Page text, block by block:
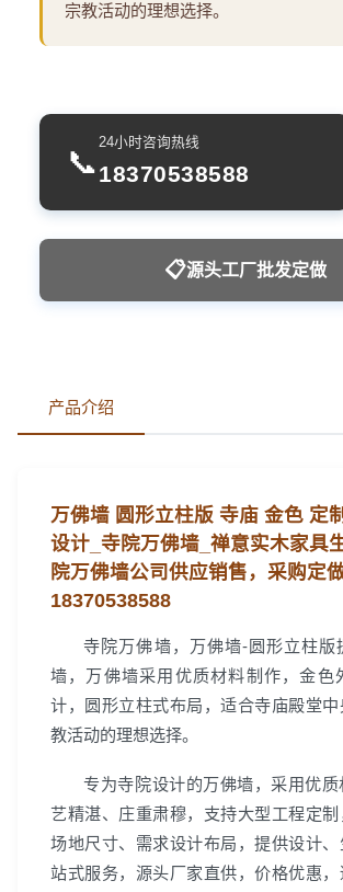
宗教活动的理想选择。
📞
24小时咨询热线
18370538588
📋源头工厂批发定做
产品介绍
万佛墙 圆形立柱版 寺庙 金色 定
设计_寺院万佛墙_禅意实木家具
院万佛墙公司供应销售， 采购定
18370538588
寺院万佛墙，万佛墙-圆形立柱版
墙，万佛墙采用优质材料制作，金色
计，圆形立柱式布局，适合寺庙殿堂
教活动的理想选择。
专为寺院设计的万佛墙，采用优质
艺精湛、庄重肃穆，支持大型工程定
场地尺寸、需求设计布局，提供设计
站式服务，源头厂家直供，价格优惠